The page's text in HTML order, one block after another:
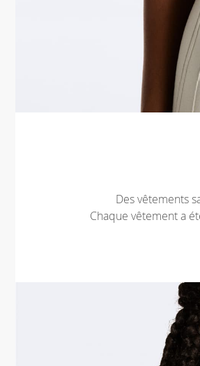
Des vêtements
Chaque vêtement a